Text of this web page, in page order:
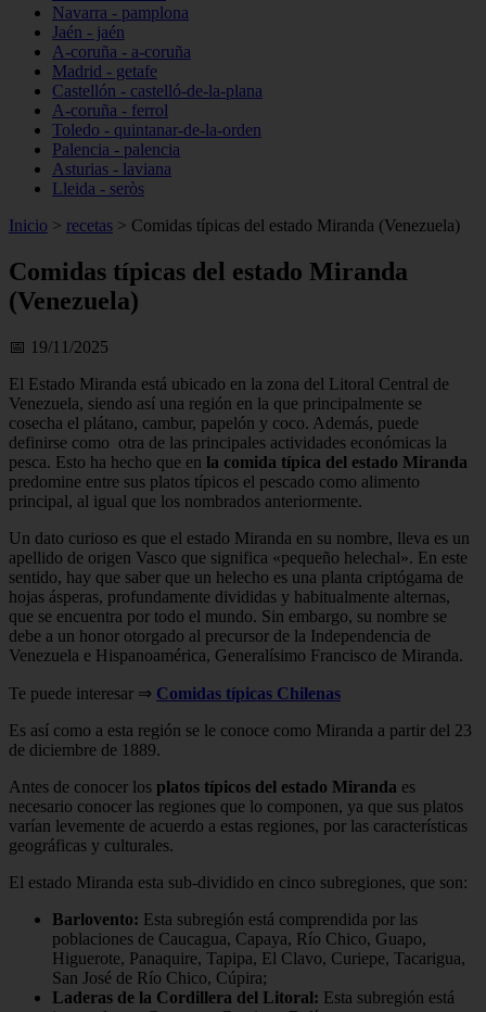
Navarra - pamplona
Jaén - jaén
A-coruña - a-coruña
Madrid - getafe
Castellón - castelló-de-la-plana
A-coruña - ferrol
Toledo - quintanar-de-la-orden
Palencia - palencia
Asturias - laviana
Lleida - seròs
Inicio > recetas > Comidas típicas del estado Miranda (Venezuela)
Comidas típicas del estado Miranda
(Venezuela)
📅 19/11/2025
El Estado Miranda está ubicado en la zona del Litoral Central de
Venezuela, siendo así una región en la que principalmente se
cosecha el plátano, cambur, papelón y coco. Además, puede
definirse como otra de las principales actividades económicas la
pesca. Esto ha hecho que en la comida típica del estado Miranda
predomine entre sus platos típicos el pescado como alimento
principal, al igual que los nombrados anteriormente.
Un dato curioso es que el estado Miranda en su nombre, lleva es un
apellido de origen Vasco que significa «pequeño helechal». En este
sentido, hay que saber que un helecho es una planta criptógama de
hojas ásperas, profundamente divididas y habitualmente alternas,
que se encuentra por todo el mundo. Sin embargo, su nombre se
debe a un honor otorgado al precursor de la Independencia de
Venezuela e Hispanoamérica, Generalísimo Francisco de Miranda.
Te puede interesar ⇒ Comidas típicas Chilenas
Es así como a esta región se le conoce como Miranda a partir del 23
de diciembre de 1889.
Antes de conocer los platos típicos del estado Miranda es
necesario conocer las regiones que lo componen, ya que sus platos
varían levemente de acuerdo a estas regiones, por las características
geográficas y culturales.
El estado Miranda esta sub-dividido en cinco subregiones, que son:
Barlovento: Esta subregión está comprendida por las
poblaciones de Caucagua, Capaya, Río Chico, Guapo,
Higuerote, Panaquire, Tapipa, El Clavo, Curiepe, Tacarigua,
San José de Río Chico, Cúpira;
Laderas de la Cordillera del Litoral: Esta subregión está